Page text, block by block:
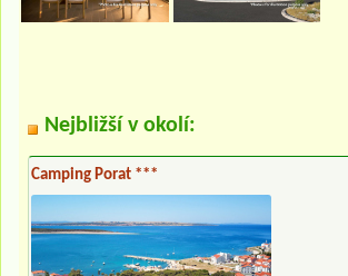
Nejbližší v okolí:
Camping Porat ***